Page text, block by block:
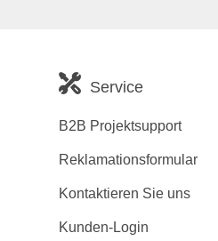
Service
B2B Projektsupport
Reklamationsformular
Kontaktieren Sie uns
Kunden-Login